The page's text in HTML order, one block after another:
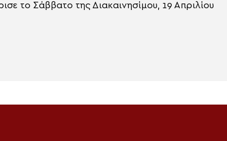
το Σάββατο της Διακαινησίμου, 19 Απριλίου